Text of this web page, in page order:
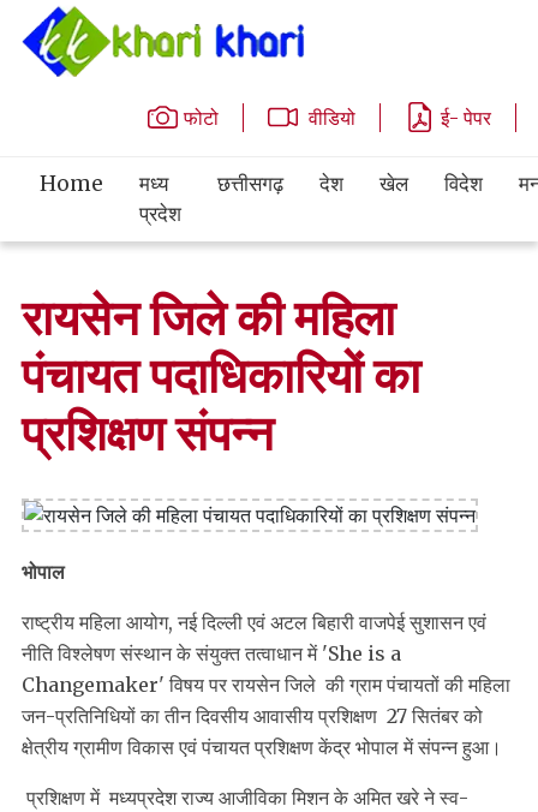
फोटो वीडियो ई- पेपर
Home
मध्य
प्रदेश
छत्तीसगढ़ देश खेल विदेश
रायसेन जिले की महिला
पंचायत पदाधिकारियों का
प्रशिक्षण संपन्न
भोपाल
राष्ट्रीय महिला आयोग, नई दिल्ली एवं अटल बिहारी वाजपेई सुशासन एवं
नीति विश्लेषण संस्थान के संयुक्त तत्वाधान में 'She is a
Changemaker' विषय पर रायसेन जिले की ग्राम पंचायतों की महिला
जन-प्रतिनिधियों का तीन दिवसीय आवासीय प्रशिक्षण 27 सितंबर को
क्षेत्रीय ग्रामीण विकास एवं पंचायत प्रशिक्षण केंद्र भोपाल में संपन्न हुआ।
प्रशिक्षण में मध्यप्रदेश राज्य आजीविका मिशन के अमित खरे ने स्व-